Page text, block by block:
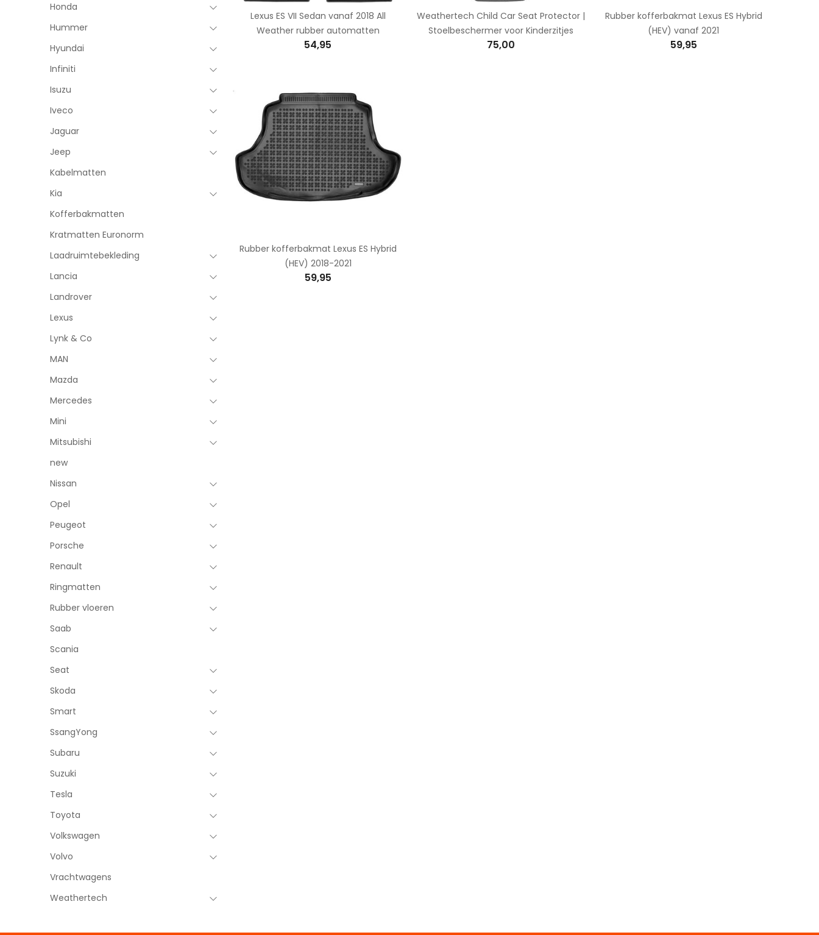
Honda
Hummer
Hyundai
Infiniti
Isuzu
Iveco
Jaguar
Jeep
Kabelmatten
Kia
Kofferbakmatten
Kratmatten Euronorm
Laadruimtebekleding
Lancia
Landrover
Lexus
Lynk & Co
MAN
Mazda
Mercedes
Mini
Mitsubishi
new
Nissan
Opel
Peugeot
Porsche
Renault
Ringmatten
Rubber vloeren
Saab
Scania
Seat
Skoda
Smart
SsangYong
Subaru
Suzuki
Tesla
Toyota
Volkswagen
Volvo
Vrachtwagens
Weathertech
Lexus ES VII Sedan vanaf 2018 All
Weather rubber automatten
54,95
Weathertech Child Car Seat Protector |
Stoelbeschermer voor Kinderzitjes
75,00
Rubber kofferbakmat Lexus ES Hybrid
(HEV) vanaf 2021
59,95
Rubber kofferbakmat Lexus ES Hybrid
(HEV) 2018-2021
59,95